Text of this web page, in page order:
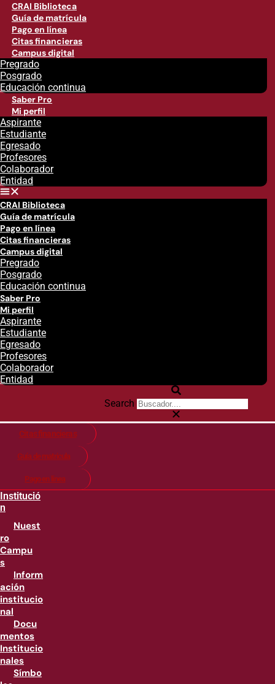
CRAI Biblioteca
Guía de matrícula
Pago en línea
Citas financieras
Campus digital
Pregrado
Posgrado
Educación continua
Saber Pro
Mi perfil
Aspirante
Estudiante
Egresado
Profesores
Colaborador
Entidad
CRAI Biblioteca
Guía de matrícula
Pago en línea
Citas financieras
Campus digital
Pregrado
Posgrado
Educación continua
Saber Pro
Mi perfil
Aspirante
Estudiante
Egresado
Profesores
Colaborador
Entidad
Search
Citas financieras
Guía de matricula
Pago en línea
Institució
n
Nuest
ro
Campu
s
Inform
ación
institucio
nal
Docu
mentos
Institucio
nales
Símbo